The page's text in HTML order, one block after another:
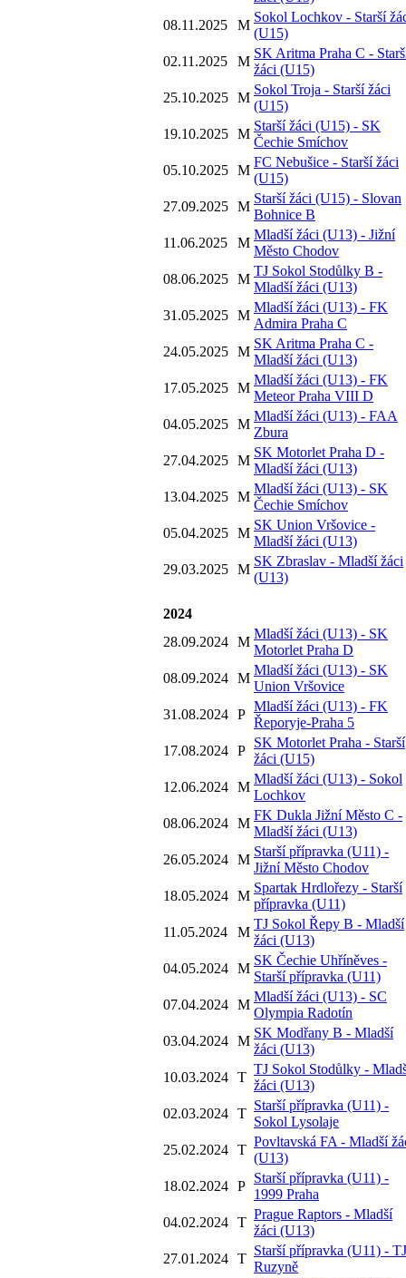
08.11.2025
M
Sokol Lochkov - Starší
(U15)
02.11.2025
M
SK Aritma Praha C -
žáci (U15)
25.10.2025 M
Sokol Troja - Starší žáci
(U15)
19.10.2025 M
Starší žáci (U15) - SK
Čechie Smíchov
05.10.2025 M
FC Nebušice - Starší žáci
(U15)
27.09.2025 M
Starší žáci (U15) - Slovan
Bohnice B
11.06.2025
M
Mladší žáci (U13) - Jižní
Město Chodov
08.06.2025 M
TJ Sokol Stodůlky B -
Mladší žáci (U13)
31.05.2025 M
Mladší žáci (U13) - FK
Admira Praha C
24.05.2025 M
SK Aritma Praha C -
Mladší žáci (U13)
17.05.2025 M
Mladší žáci (U13) - FK
Meteor Praha VIII D
04.05.2025 M
Mladší žáci (U13) - FAA
Zbura
27.04.2025 M
SK Motorlet Praha D -
Mladší žáci (U13)
13.04.2025 M
Mladší žáci (U13) - SK
Čechie Smíchov
05.04.2025 M
SK Union Vršovice -
Mladší žáci (U13)
29.03.2025 M
SK Zbraslav - Mladší žáci
(U13)
2024
28.09.2024 M
Mladší žáci (U13) - SK
Motorlet Praha D
08.09.2024 M
Mladší žáci (U13) - SK
Union Vršovice
31.08.2024 P
Mladší žáci (U13) - FK
Řeporyje-Praha 5
17.08.2024 P
SK Motorlet Praha - Starší
žáci (U15)
12.06.2024 M
Mladší žáci (U13) - Sokol
Lochkov
08.06.2024 M
FK Dukla Jižní Město C -
Mladší žáci (U13)
26.05.2024 M
Starší přípravka (U11) -
Jižní Město Chodov
18.05.2024 M
Spartak Hrdlořezy - Starší
přípravka (U11)
11.05.2024
M
TJ Sokol Řepy B - Mladší
žáci (U13)
04.05.2024 M
SK Čechie Uhříněves -
Starší přípravka (U11)
07.04.2024 M
Mladší žáci (U13) - SC
Olympia Radotín
03.04.2024 M
SK Modřany B - Mladší
žáci (U13)
10.03.2024 T
TJ Sokol Stodůlky -
žáci (U13)
02.03.2024 T
Starší přípravka (U11) -
Sokol Lysolaje
25.02.2024 T
Povltavská FA - Mladší
(U13)
18.02.2024 P
Starší přípravka (U11) -
1999 Praha
04.02.2024 T
Prague Raptors - Mladší
žáci (U13)
27.01.2024 T
Starší přípravka (U11) - TJ
Ruzyně